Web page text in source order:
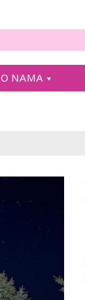
O NAMA